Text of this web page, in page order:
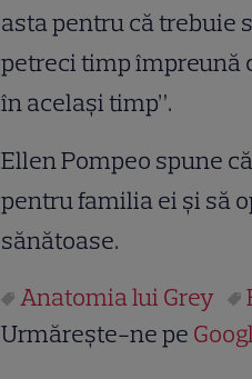
asta pentru că trebuie
petreci timp împreună
în acelaşi timp”.
Ellen Pompeo spune
pentru familia ei şi să
sănătoase.
Anatomia lui Grey
Urmărește-ne pe